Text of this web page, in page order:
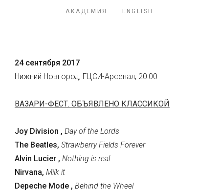
АКАДЕМИЯ ENGLISH
24 сентября 2017
Нижний Новгород, ГЦСИ-Арсенал, 20:00
ВАЗАРИ-ФЕСТ. ОБЪЯВЛЕНО КЛАССИКОЙ
Joy Division , Day of the Lords
The Beatles, Strawberry Fields Forever
Alvin Lucier , Nothing is real
Nirvana, Milk it
Depeche Mode , Behind the Wheel